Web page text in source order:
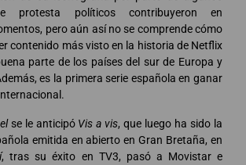
protesta políticos contribuyeron en
pero aún así no se comprende cómo
contenido más visto en la historia de Netflix
parte de los países del sur de Europa y
es la primera serie española en ganar
se le anticipó Vis a vis, que luego ha sido la
emitida en abierto en Gran Bretaña, en
, tras su éxito en TV3, pasó a Movistar e